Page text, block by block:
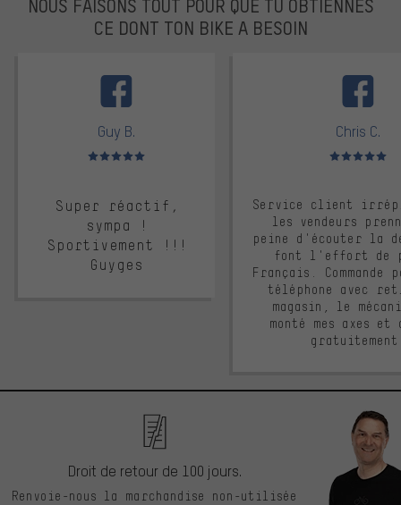
NOUS FAISONS TOUT POUR QUE TU OBTIENNES
CE DONT TON BIKE A BESOIN
Guy B.
Note moyenne : 5 sur 5
Super réactif,
sympa !
Sportivement !!!
Guyges
Chris C.
Note moyenne :
Service client
les vendeurs
peine d'écouter la
font l'effort de
Français. Commande
téléphone avec
magasin, le
monté mes axes et
Droit de retour de 100 jours.
Renvoie-nous la marchandise non-utilisée